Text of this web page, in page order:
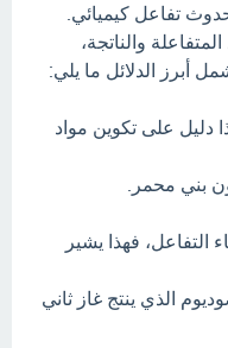
تفاعل كيميائي.
والناتجة،
أبرز الدلائل ما يلي:
دليل على تكوين مواد
بني محمر.
التفاعل، فهذا يشير
الذي ينتج غاز ثاني